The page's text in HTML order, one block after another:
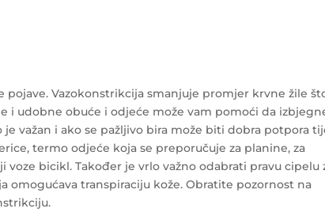
pojave. Vazokonstrikcija smanjuje promjer krvne žile
i udobne obuće i odjeće može vam pomoći da
važan i ako se pažljivo bira može biti dobra potpora
termo odjeće koja se preporučuje za planine, za
bicikl. Također je vrlo važno odabrati pravu cipelu
omogućava transpiraciju kože. Obratite pozornost na